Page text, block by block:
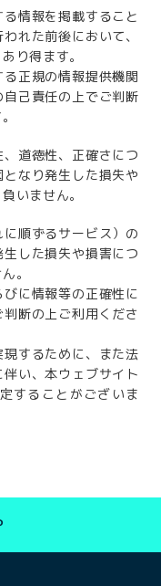
情報を掲載すること
れた前後において、
り得ます。
正規の情報提供機関
己責任の上でご判断
道徳性、正確さにつ
なり発生した損失や
いません。
順ずるサービス）の
した損失や損害につ
。
に情報等の正確性に
断の上ご利用くださ
するために、また法
い、本ウェブサイト
することがございま